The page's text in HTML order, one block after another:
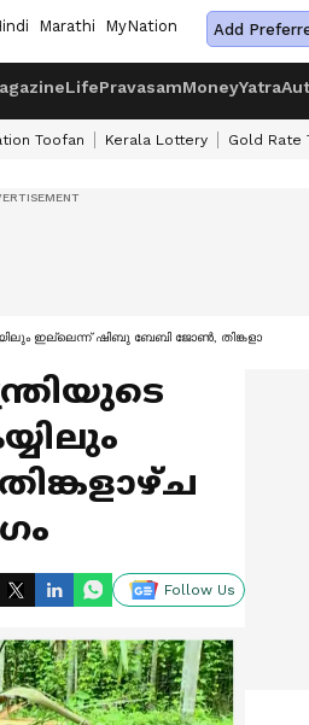
Marathi MyNation Add
LifePravasamMoneyYatra
Toofan Kerala Lottery Gold Rate
ഇല്ലെന്ന് ഷിബു ബേബി ജോണ്‍, തിങ്കളാഴ്ച
Follow Us